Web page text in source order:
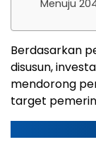
Menuju
Berdasarkan
disusun,
mendorong
target